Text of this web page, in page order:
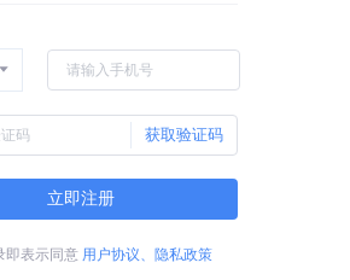
获取验证码
立即注册
即表示同意 用户协议、隐私政策